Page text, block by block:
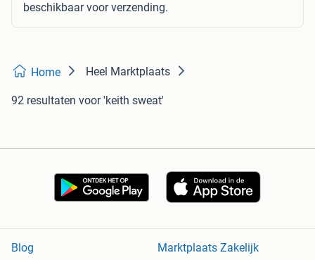
beschikbaar voor verzending.
Home Heel Marktplaats
92 resultaten voor 'keith sweat'
Blog
Marktplaats Zakelijk